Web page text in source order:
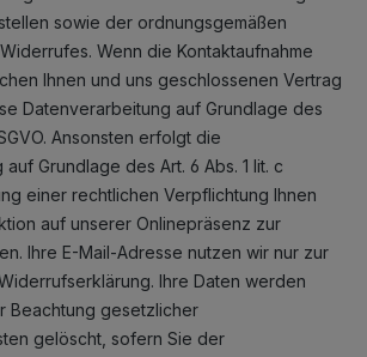
sowie der ordnungsgemäßen
Wenn die Kontaktaufnahme
Ihnen und uns geschlossenen Vertrag
Datenverarbeitung auf Grundlage des
Ansonsten erfolgt die
Grundlage des Art. 6 Abs. 1 lit. c
einer rechtlichen Verpflichtung Ihnen
auf unserer Onlinepräsenz zur
Ihre E-Mail-Adresse nutzen wir nur zur
Ihre Daten werden
Beachtung gesetzlicher
gelöscht, sofern Sie der